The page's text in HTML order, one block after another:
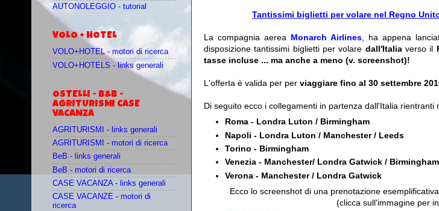
Tantissimi biglietti per volare nel Regno
La compagnia aerea Monarch Airlines , ha appena
disposizione tantissimi biglietti per volare dall'Italiaverso il
tasse incluse ... ma anche a meno (v. screenshot)!
L'offerta è valida per per viaggiare fino al 30 settembre
Di seguito ecco i collegamenti in partenza dall'Italia rientranti
Roma - Londra Luton / Birmingham
Napoli - Londra Luton / Manchester / Leeds
Torino - Birmingham
Venezia - Manchester/ Londra Gatwick / Birmingham
Verona - Manchester / Londra Gatwick
Ecco lo screenshot di una prenotazione
(clicca sull'immagine per
AUTONOLEGGIO - tutorial
VOLO + HOTEL
VOLO+HOTEL - motori di ricerca
VOLO+HOTELS - links generali
OSTELLI - B&B -
AGRITURISMI CASE
VACANZA
AGRITURISMI - links generali
AGRITURISMI - motori di ricerca
BeB - links generali
BeB - motori di ricerca
CASE VACANZA - links generali
CASE VACANZE - motori di
ricerca